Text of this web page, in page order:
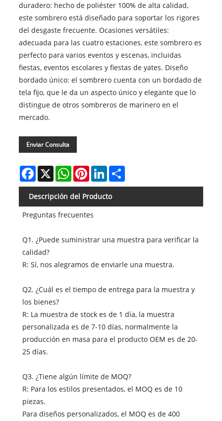
duradero: hecho de poliéster 100% de alta calidad,
este sombrero está diseñado para soportar los rigores
del desgaste frecuente. Ocasiones versátiles:
adecuada para las cuatro estaciones, este sombrero es
perfecto para varios eventos y escenas, incluidas
fiestas, eventos escolares y fiestas de yates. Diseño
bordado único: el sombrero cuenta con un bordado de
tela fijo, que le da un aspecto único y elegante que lo
distingue de otros sombreros de marinero en el
mercado.
Enviar Consulta
Facebook
X WhatsAppPinterestLinkedInShare
Descripción del Producto
Preguntas frecuentes
Q1. ¿Puede suministrar una muestra para verificar la
calidad?
R: Sí, nos alegramos de enviarle una muestra.
Q2. ¿Cuál es el tiempo de entrega para la muestra y
los bienes?
R: La muestra de stock es de 1 día, la muestra
personalizada es de 7-10 días, normalmente la
producción en masa para el producto OEM es de 20-
25 días.
Q3. ¿Tiene algún límite de MOQ?
R: Para los estilos presentados, el MOQ es de 10
piezas.
Para diseños personalizados, el MOQ es de 400